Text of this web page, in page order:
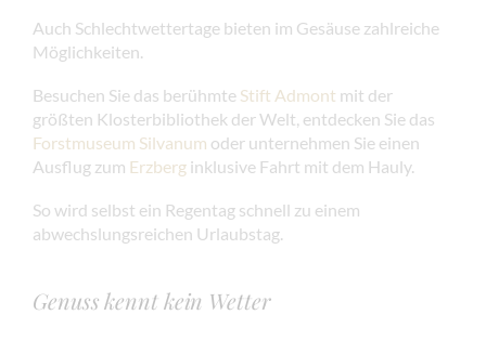
Auch Schlechtwettertage bieten im Gesäuse zahlreiche
Möglichkeiten.
Besuchen Sie das berühmte Stift Admont mit der
größten Klosterbibliothek der Welt, entdecken Sie das
Forstmuseum Silvanum oder unternehmen Sie einen
Ausflug zum Erzberg inklusive Fahrt mit dem Hauly.
So wird selbst ein Regentag schnell zu einem
abwechslungsreichen Urlaubstag.
Genuss kennt kein Wetter